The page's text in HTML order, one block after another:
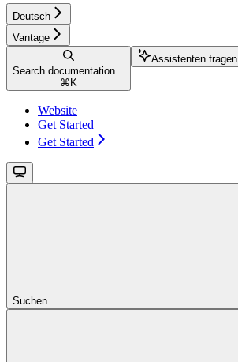
Deutsch
Vantage
Search documentation...
⌘ K
Assistenten fragen
Website
Get Started
Get Started
Suchen...